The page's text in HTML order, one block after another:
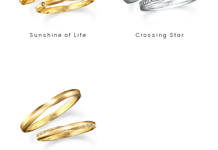
Sunshine of Life Crossing Star